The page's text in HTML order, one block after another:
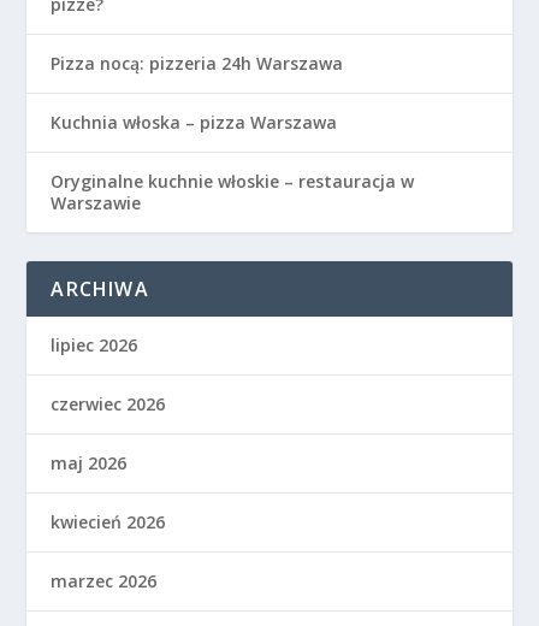
Pizza nocą: pizzeria 24h Warszawa
Kuchnia włoska – pizza Warszawa
Oryginalne kuchnie włoskie – restauracja w
Warszawie
ARCHIWA
lipiec 2026
czerwiec 2026
maj 2026
kwiecień 2026
marzec 2026